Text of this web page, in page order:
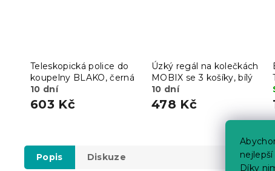
Díky
Teleskopická police do
koupelny BLAKO, černá
10 dní
603 Kč
Úzký regál na kolečkách
MOBIX se 3 košíky, bílý
10 dní
478 Kč
Popis Diskuze